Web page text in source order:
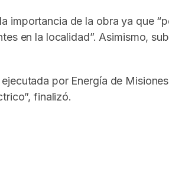
importancia de la obra ya que
en la localidad”. Asimismo,
por Energía de
finalizó.